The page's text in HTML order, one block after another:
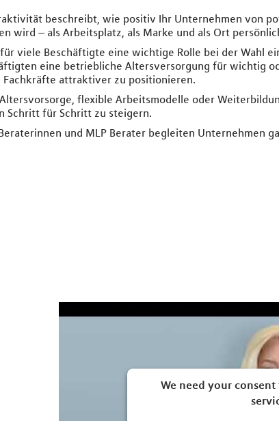
beschreibt, wie positiv Ihr Unternehmen von
wird – als Arbeitsplatz, als Marke und als Ort
viele Beschäftigte eine wichtige Rolle bei der Wahl
eine betriebliche Altersversorgung für wichtig
Fachkräfte attraktiver zu positionieren.
flexible Arbeitsmodelle oder
Schritt für Schritt zu steigern.
und MLP Berater begleiten Unternehmen
We need your